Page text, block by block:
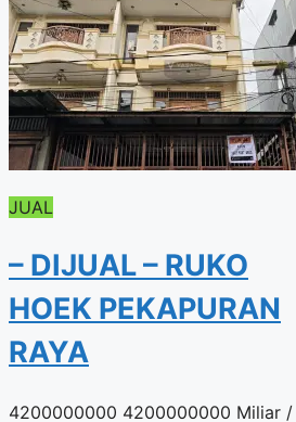
JUAL
– DIJUAL – RUKO
HOEK PEKAPURAN
RAYA
4200000000 4200000000 Miliar /